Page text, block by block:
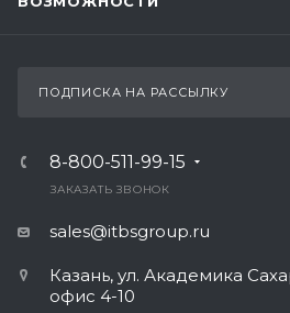
ПОДПИСКА НА РАССЫЛКУ
8-800-511-99-15
ЗАКАЗАТЬ ЗВОНОК
sales@itbsgroup.ru
Казань, ул. Академика
офис 4-10